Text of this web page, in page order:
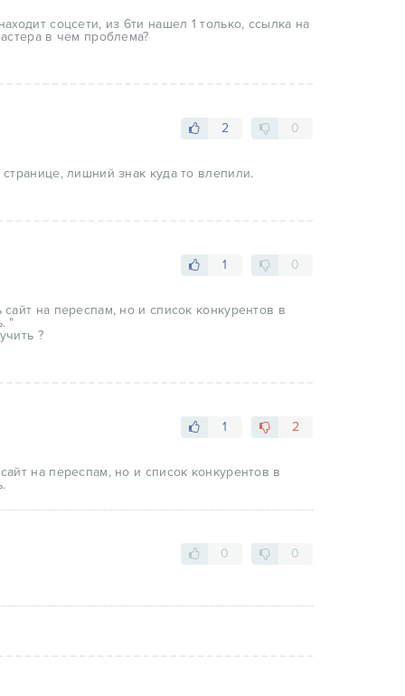
соцсети, из 6ти нашел 1 только, ссылка на
в чем проблема?
2 0
лишний знак куда то влепили.
1 0
на переспам, но и список конкурентов в
"
?
1 2
на переспам, но и список конкурентов в
0 0